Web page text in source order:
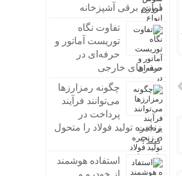
لوازم برقی آشپزخانه
تفاوت نگاه
توریست آماتور و
حرفه‌ای در
سفرهای خارجی
چگونه رمزارزها
می‌توانند فرآیند
پرداخت در
زنجیره تولید فولاد را متحول
کنند؟
استفاده هوشمند
از خودرو و